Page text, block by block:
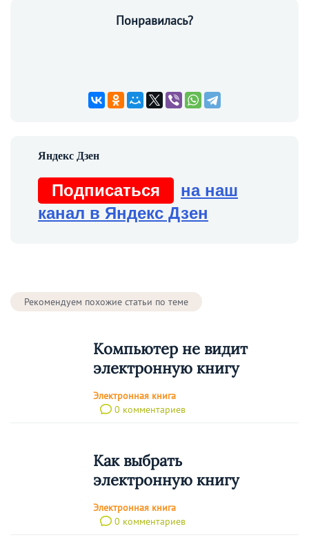
Понравилась?
Подписаться
на наш
канал в Яндекс Дзен
Рекомендуем похожие статьи по теме
Компьютер не видит
электронную книгу
Электронная книга
0 комментариев
Как выбрать
электронную книгу
Электронная книга
0 комментариев